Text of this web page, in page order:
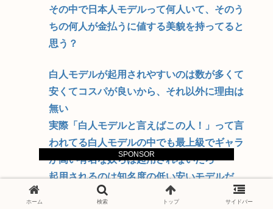
SPONSOR
その中で日本人モデルって何人いて、そのう
ちの何人が金払うに値する美貌を持ってると
思う？
白人モデルが起用されやすいのは数が多くて
安くてコスパが良いから、それ以外に理由は
無い
実際「白人モデルと言えばこの人！」って言
われてる白人モデルの中でも最上級でギャラ
が高い有名な奴らは起用されないだろ
起用されるのは知名度の低い安いモデルだ
け、当然知名度も低くて名前も覚えられない
ホーム 検索 トップ サイドバー